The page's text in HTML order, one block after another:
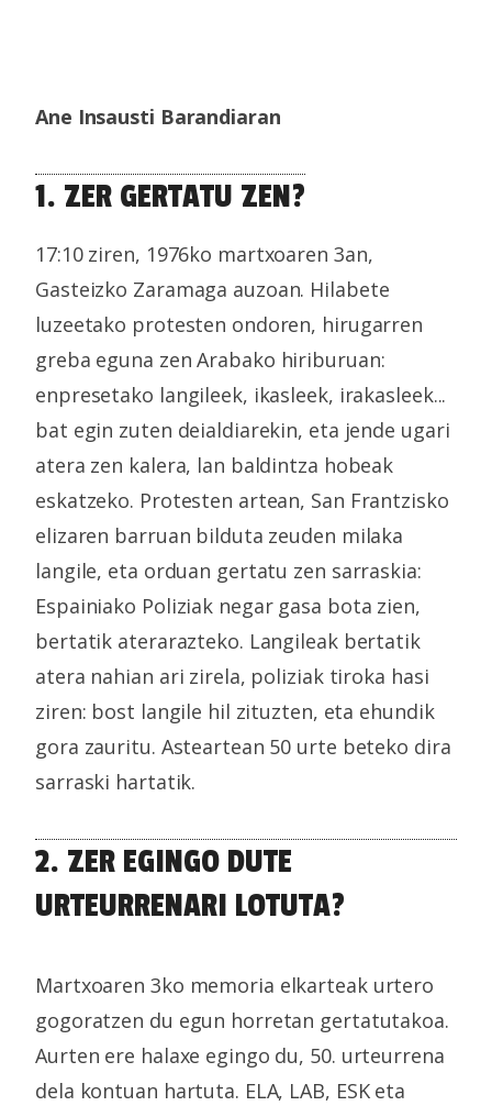
Ane Insausti Barandiaran
1. ZER GERTATU ZEN?
17:10 ziren, 1976ko martxoaren 3an,
Gasteizko Zaramaga auzoan. Hilabete
luzeetako protesten ondoren, hirugarren
greba eguna zen Arabako hiriburuan:
enpresetako langileek, ikasleek, irakasleek...
bat egin zuten deialdiarekin, eta jende ugari
atera zen kalera, lan baldintza hobeak
eskatzeko. Protesten artean, San Frantzisko
elizaren barruan bilduta zeuden milaka
langile, eta orduan gertatu zen sarraskia:
Espainiako Poliziak negar gasa bota zien,
bertatik aterarazteko. Langileak bertatik
atera nahian ari zirela, poliziak tiroka hasi
ziren: bost langile hil zituzten, eta ehundik
gora zauritu. Asteartean 50 urte beteko dira
sarraski hartatik.
2. ZER EGINGO DUTE
URTEURRENARI LOTUTA?
Martxoaren 3ko memoria elkarteak urtero
gogoratzen du egun horretan gertatutakoa.
Aurten ere halaxe egingo du, 50. urteurrena
dela kontuan hartuta. ELA, LAB, ESK eta